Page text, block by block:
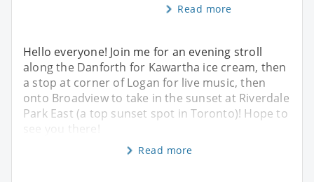
Read more
Hello everyone! Join me for an evening stroll
along the Danforth for Kawartha ice cream, then
a stop at corner of Logan for live music, then
onto Broadview to take in the sunset at Riverdale
Park East (a top sunset spot in Toronto)! Hope to
see you there!
Read more